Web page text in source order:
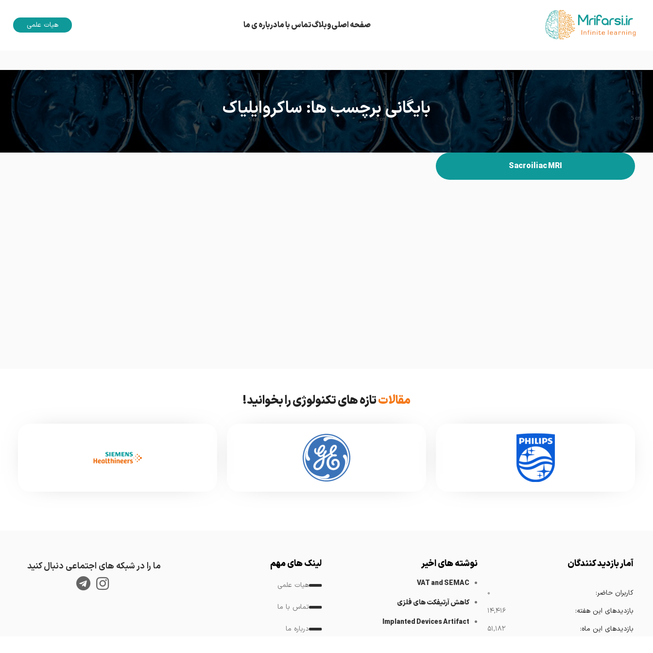
صفحه اصلیوبلاگتماس با مادرباره ی ما هیات علمی
بایگانی برچسب ها: ساکروایلیاک
Sacroiliac MRI
مقالاتتازه های تکنولوژی را بخوانید!
آمار بازدید کنندگان
کاربران حاضر:
۰
بازدیدهای این هفته:
۱۴,۴۱۶
بازدیدهای این ماه:
۵۱,۱۸۲
نوشته های اخیر
VAT and SEMAC
کاهش آرتیفکت های فلزی
Implanted Devices Artifact
لینک های مهم
هیات علمی
تماس با ما
درباره ما
ما را در شبکه های اجتماعی دنبال کنید